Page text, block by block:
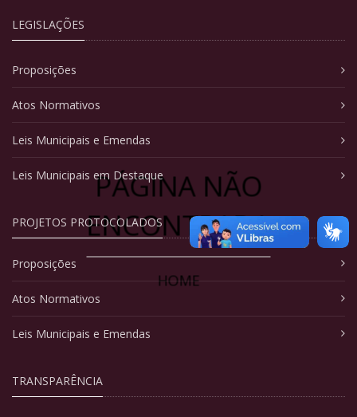
PÁGINA NÃO
ENCONTRADA
HOME
LEGISLAÇÕES
Proposições
Atos Normativos
Leis Municipais e Emendas
Leis Municipais em Destaque
PROJETOS PROTOCOLADOS
Proposições
Atos Normativos
Leis Municipais e Emendas
TRANSPARÊNCIA